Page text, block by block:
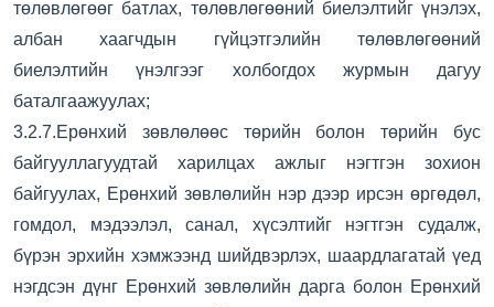
төлөвлөгөөг батлах, төлөвлөгөөний биелэлтийг үнэлэх,
албан хаагчдын гүйцэтгэлийн төлөвлөгөөний
биелэлтийн үнэлгээг холбогдох журмын дагуу
баталгаажуулах;
3.2.7.Ерөнхий зөвлөлөөс төрийн болон төрийн бус
байгууллагуудтай харилцах ажлыг нэгтгэн зохион
байгуулах, Ерөнхий зөвлөлийн нэр дээр ирсэн өргөдөл,
гомдол, мэдээлэл, санал, хүсэлтийг нэгтгэн судалж,
бүрэн эрхийн хэмжээнд шийдвэрлэх, шаардлагатай үед
нэгдсэн дүнг Ерөнхий зөвлөлийн дарга болон Ерөнхий